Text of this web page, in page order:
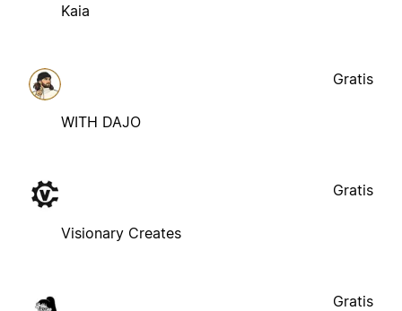
Kaia
WITH DAJO
Gratis
Visionary Creates
Gratis
Gratis